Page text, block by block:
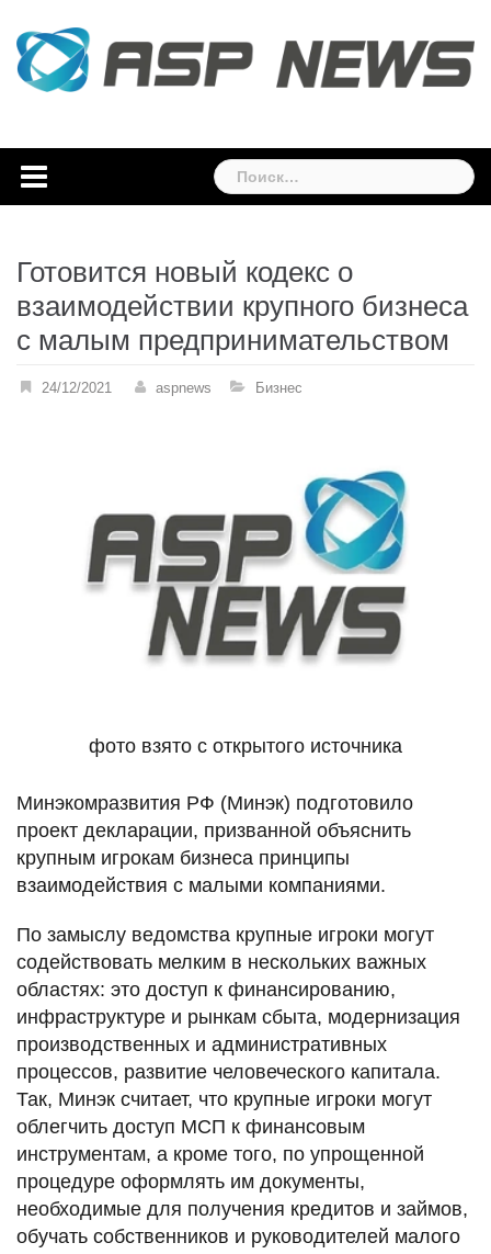
content
Найти:
Готовится новый кодекс о
взаимодействии крупного бизнеса
с малым предпринимательством
24/12/2021 aspnews Бизнес
фото взято с открытого источника
Минэкомразвития РФ (Минэк) подготовило
проект декларации, призванной объяснить
крупным игрокам бизнеса принципы
взаимодействия с малыми компаниями.
По замыслу ведомства крупные игроки могут
содействовать мелким в нескольких важных
областях: это доступ к финансированию,
инфраструктуре и рынкам сбыта, модернизация
производственных и административных
процессов, развитие человеческого капитала.
Так, Минэк считает, что крупные игроки могут
облегчить доступ МСП к финансовым
инструментам, а кроме того, по упрощенной
процедуре оформлять им документы,
необходимые для получения кредитов и займов,
обучать собственников и руководителей малого